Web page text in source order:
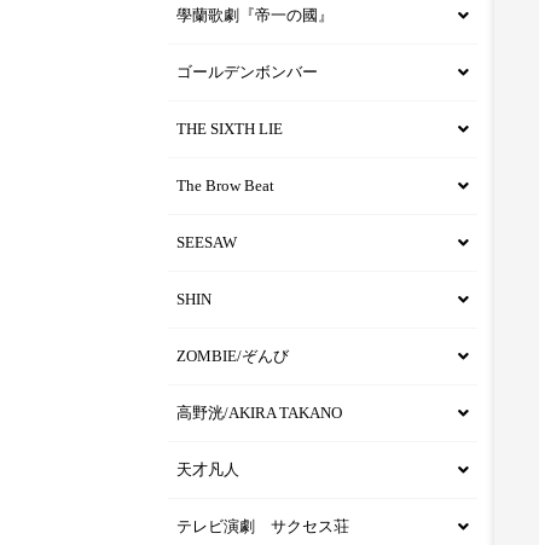
學蘭歌劇『帝一の國』
ゴールデンボンバー
THE SIXTH LIE
The Brow Beat
SEESAW
SHIN
ZOMBIE/ぞんび
高野洸/AKIRA TAKANO
天才凡人
テレビ演劇 サクセス荘